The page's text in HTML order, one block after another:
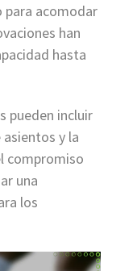
para acomodar
han
hasta
pueden incluir
y la
compromiso
una
los